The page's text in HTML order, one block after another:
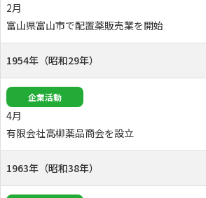
2月
富山県富山市で配置薬販売業を開始
1954年（昭和29年）
企業活動
4月
有限会社高柳薬品商会を設立
1963年（昭和38年）